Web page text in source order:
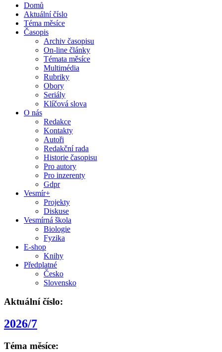
Domů
Aktuální číslo
Téma měsíce
Časopis
Archiv časopisu
On-line články
Témata měsíce
Multimédia
Rubriky
Obory
Seriály
Klíčová slova
O nás
Redakce
Kontakty
Autoři
Redakční rada
Historie časopisu
Pro autory
Pro inzerenty
Gdpr
Vesmír+
Projekty
Diskuse
Vesmírná škola
Biologie
Fyzika
E-shop
Knihy
Předplatné
Česko
Slovensko
Aktuální číslo:
2026/7
Téma měsíce: